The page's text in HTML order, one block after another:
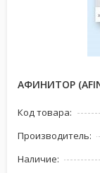
АФИНИТОР
Код товара:
Производитель:
Наличие: